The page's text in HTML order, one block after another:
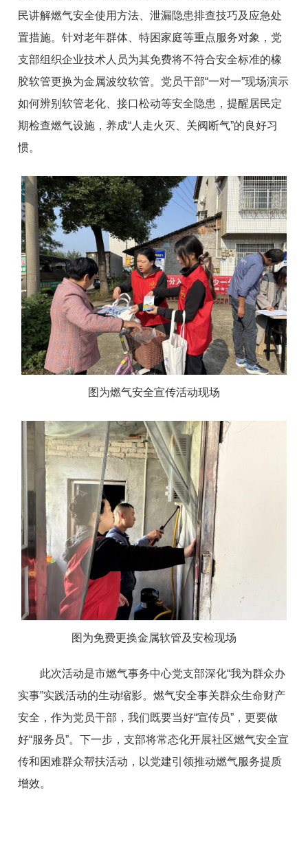
民讲解燃气安全使用方法、泄漏隐患排查技巧及应急处
置措施。针对老年群体、特困家庭等重点服务对象，党
支部组织企业技术人员为其免费将不符合安全标准的橡
胶软管更换为金属波纹软管。党员干部“一对一”现场演示
如何辨别软管老化、接口松动等安全隐患，提醒居民定
期检查燃气设施，养成“人走火灭、关阀断气”的良好习
惯。
图为燃气安全宣传活动现场
图为免费更换金属软管及安检现场
此次活动是市燃气事务中心党支部深化“我为群众办
实事”实践活动的生动缩影。燃气安全事关群众生命财产
安全，作为党员干部，我们既要当好“宣传员”，更要做
好“服务员”。下一步，支部将常态化开展社区燃气安全宣
传和困难群众帮扶活动，以党建引领推动燃气服务提质
增效。